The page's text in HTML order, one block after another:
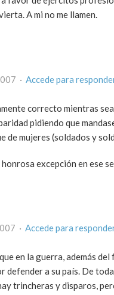
A mi no me llamen.
· Accede para
correcto mientras
pidiendo que
de mujeres (soldados y
excepción en ese
· Accede para
en la guerra, además
defender a su país. De
trincheras y disparos,